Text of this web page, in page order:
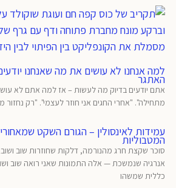
למה אנחנו לא עושים את מה שאנחנו
האתגר
אתם יודעים בדיוק מה לעשות – אז למה אתם לא עושים
מתחילה". "אחרי החגים אני חוזר לעצמי". "רק נחזור
עמידות לאינסולין – הגורם השקט שמאחורי
המטבוליות
סוכר שקצת חרג מהנורמה, דלקות שחוזרות שוב ושוב,
אנרגיה שנמשכת — אלה התמונות שאני רואה שוב ושוב
כללית שמשהו